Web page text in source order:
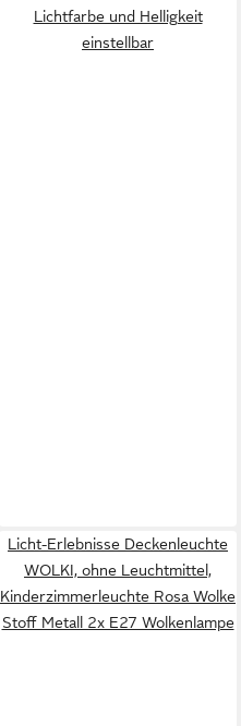
Lichtfarbe und Helligkeit
einstellbar
Licht-Erlebnisse Deckenleuchte
WOLKI, ohne Leuchtmittel,
Kinderzimmerleuchte Rosa Wolke
Stoff Metall 2x E27 Wolkenlampe